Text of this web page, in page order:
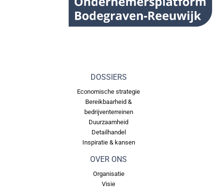
DOSSIERS
Economische strategie
Bereikbaarheid &
bedrijventerreinen
Duurzaamheid
Detailhandel
Inspiratie & kansen
OVER ONS
Organisatie
Visie